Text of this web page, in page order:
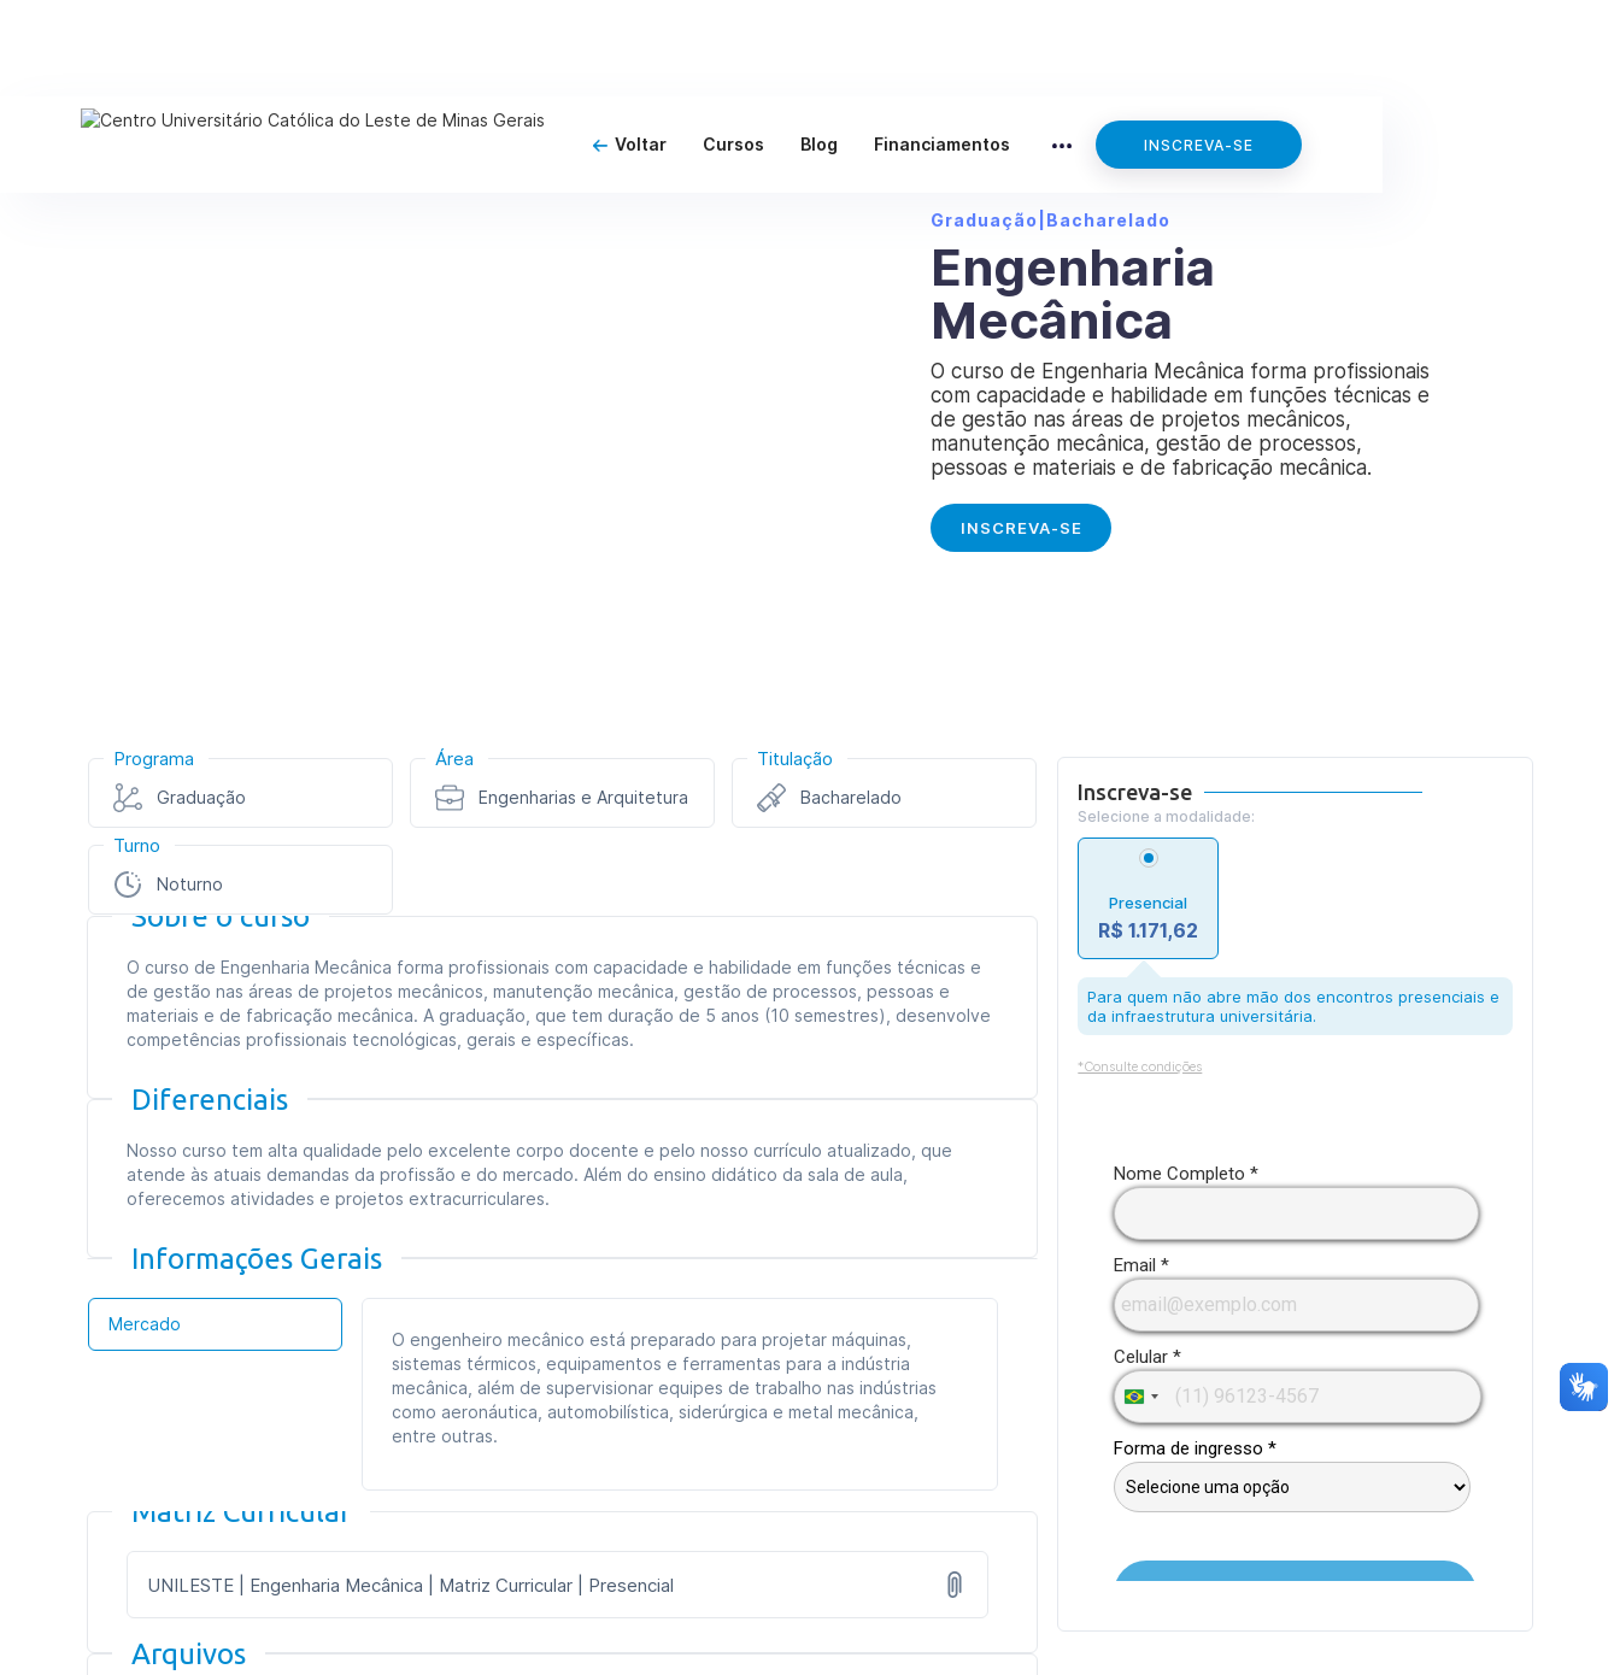
Voltar Cursos Blog Financiamentos INSCREVA-SE
Graduação Bacharelado
Engenharia
Mecânica
O curso de Engenharia Mecânica forma profissionais
com capacidade e habilidade em funções técnicas e
de gestão nas áreas de projetos mecânicos,
manutenção mecânica, gestão de processos,
pessoas e materiais e de fabricação mecânica.
INSCREVA-SE
Programa
Graduação
Área
Engenharias e Arquitetura
Titulação
Bacharelado
Turno
Noturno
Sobre o curso
O curso de Engenharia Mecânica forma profissionais com capacidade e habilidade em funções técnicas e
de gestão nas áreas de projetos mecânicos, manutenção mecânica, gestão de processos, pessoas e
materiais e de fabricação mecânica. A graduação, que tem duração de 5 anos (10 semestres), desenvolve
competências profissionais tecnológicas, gerais e específicas.
Diferenciais
Nosso curso tem alta qualidade pelo excelente corpo docente e pelo nosso currículo atualizado, que
atende às atuais demandas da profissão e do mercado. Além do ensino didático da sala de aula,
oferecemos atividades e projetos extracurriculares.
Informações Gerais
Mercado
O engenheiro mecânico está preparado para projetar máquinas,
sistemas térmicos, equipamentos e ferramentas para a indústria
mecânica, além de supervisionar equipes de trabalho nas indústrias
como aeronáutica, automobilística, siderúrgica e metal mecânica,
entre outras.
Matriz Curricular
UNILESTE | Engenharia Mecânica | Matriz Curricular | Presencial
Arquivos
Inscreva-se
Selecione a modalidade:
Presencial
R$ 1.171,62
Para quem não abre mão dos encontros presenciais e
da infraestrutura universitária.
*Consulte condições